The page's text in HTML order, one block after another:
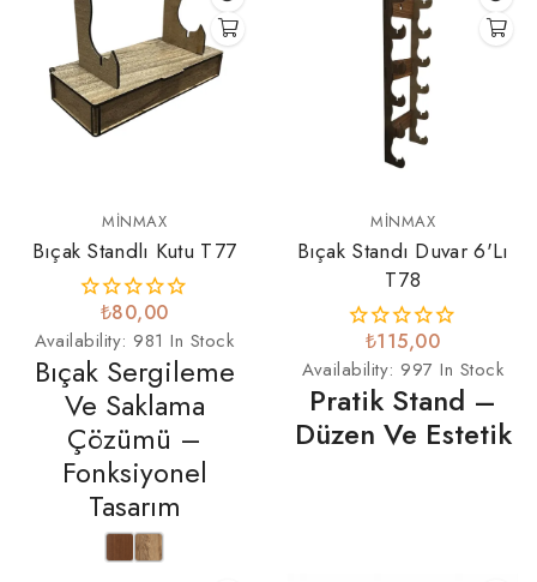
MINMAX
Bıçak Standlı Kutu T77
₺80,00
Availability: 981 In Stock
Bıçak Sergileme
Ve Saklama
Çözümü –
Fonksiyonel
Tasarım
MINMAX
Bıçak Standı Duvar 6'lı
T78
₺115,00
Availability: 997 In Stock
Pratik Stand –
Düzen Ve Estetik